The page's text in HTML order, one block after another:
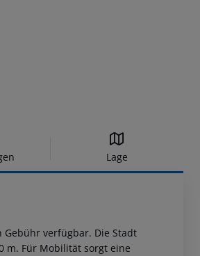
Lage
Gebühr verfügbar. Die Stadt
m. Für Mobilität sorgt eine